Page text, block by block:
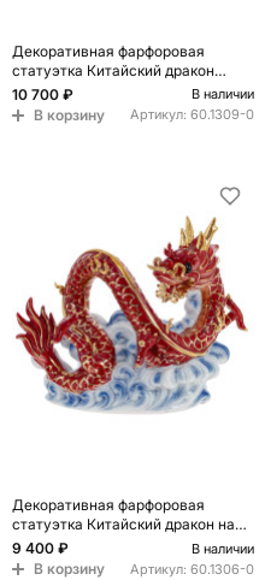
Декоративная фарфоровая
статуэтка Китайский дракон
Фуцанлун на облаке Зеленый
10 700 ₽ В наличии
В корзину Артикул: 60.1309-0
Декоративная фарфоровая
статуэтка Китайский дракон на
облаке Красный
9 400 ₽ В наличии
В корзину Артикул: 60.1306-0